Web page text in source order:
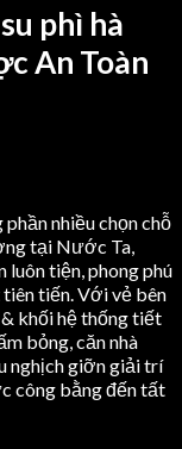
phì hà
An Toàn
nhiều chọn chỗ
tại Nước Ta,
tiện, phong phú
tiến. Với vẻ bên
khối hệ thống tiết
bỏng, căn nhà
nghịch giỡn giải trí
công bằng đến tất